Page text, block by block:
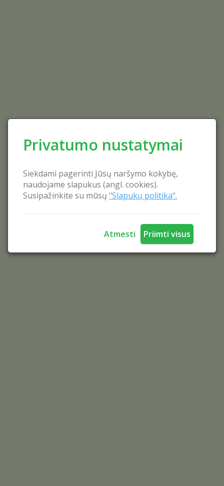
Privatumo nustatymai
Siekdami pagerinti Jūsų naršymo kokybę,
naudojame slapukus (angl. cookies).
Susipažinkite su mūsų "Slapukų politika".
Atmesti Priimti visus